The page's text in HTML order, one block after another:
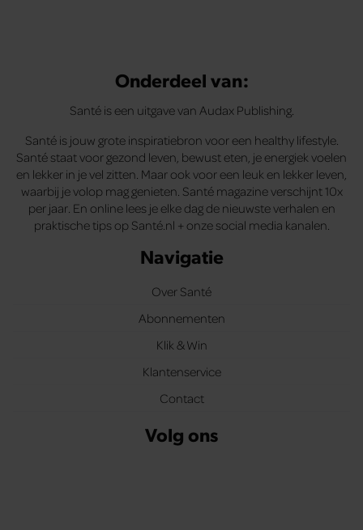
Onderdeel van:
Santé is een uitgave van Audax Publishing.
Santé is jouw grote inspiratiebron voor een healthy lifestyle.
Santé staat voor gezond leven, bewust eten, je energiek voelen
en lekker in je vel zitten. Maar ook voor een leuk en lekker leven,
waarbij je volop mag genieten. Santé magazine verschijnt 10x
per jaar. En online lees je elke dag de nieuwste verhalen en
praktische tips op Santé.nl + onze social media kanalen.
Navigatie
Over Santé
Abonnementen
Klik & Win
Klantenservice
Contact
Volg ons